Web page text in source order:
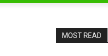
MOST READ